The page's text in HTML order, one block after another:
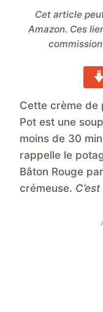
Cet article peut contenir des liens d’affiliation
Amazon. Ces
Cette crème de
Pot est une
moins de 30
rappelle le
Bâton Rouge
crémeuse.